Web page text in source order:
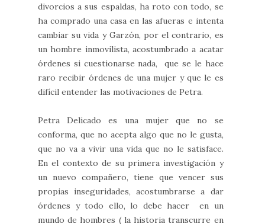
divorcios a sus espaldas, ha roto con todo, se
ha comprado una casa en las afueras e intenta
cambiar su vida y Garzón, por el contrario, es
un hombre inmovilista, acostumbrado a acatar
órdenes si cuestionarse nada, que se le hace
raro recibir órdenes de una mujer y que le es
difícil entender las motivaciones de Petra.
Petra Delicado es una mujer que no se
conforma, que no acepta algo que no le gusta,
que no va a vivir una vida que no le satisface.
En el contexto de su primera investigación y
un nuevo compañero, tiene que vencer sus
propias inseguridades, acostumbrarse a dar
órdenes y todo ello, lo debe hacer en un
mundo de hombres ( la historia transcurre en